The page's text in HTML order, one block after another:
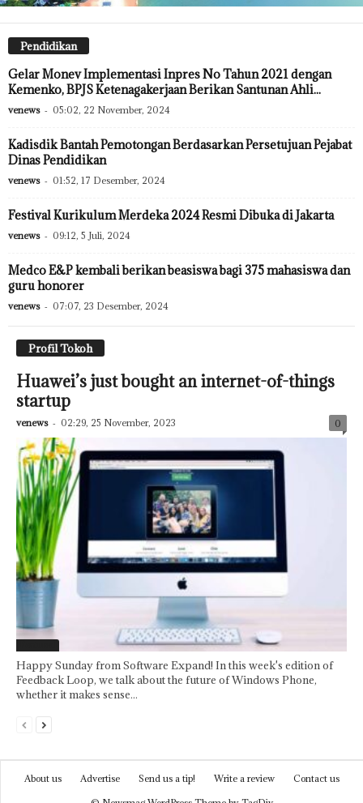
Pendidikan
Gelar Monev Implementasi Inpres No Tahun 2021 dengan
Kemenko, BPJS Ketenagakerjaan Berikan Santunan Ahli...
venews - 05:02, 22 November, 2024
Kadisdik Bantah Pemotongan Berdasarkan Persetujuan Pejabat
Dinas Pendidikan
venews - 01:52, 17 Desember, 2024
Festival Kurikulum Merdeka 2024 Resmi Dibuka di Jakarta
venews - 09:12, 5 Juli, 2024
Medco E&P kembali berikan beasiswa bagi 375 mahasiswa dan
guru honorer
venews - 07:07, 23 Desember, 2024
Profil Tokoh
Huawei’s just bought an internet-of-things
startup
venews - 02:29, 25 November, 2023 0
Happy Sunday from Software Expand! In this week's edition of
Feedback Loop, we talk about the future of Windows Phone,
whether it makes sense...
About us Advertise Send us a tip! Write a review
Contact us